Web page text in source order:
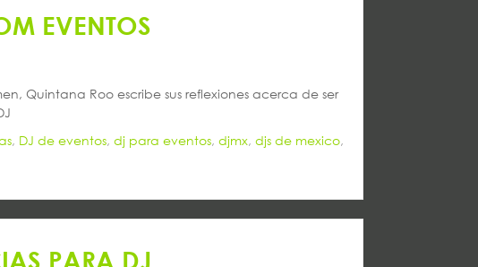
EVENTOS
Quintana Roo escribe sus reflexiones acerca de ser
, DJ de eventos, dj para eventos, djmx, djs de mexico,
PARA DJ